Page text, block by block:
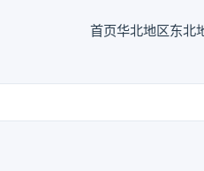
首页华北地区东北